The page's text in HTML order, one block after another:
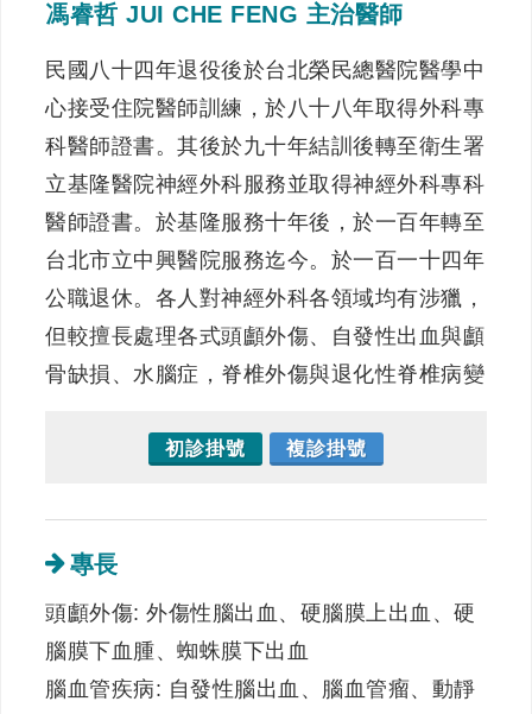
馮睿哲 JUI CHE FENG 主治醫師
民國八十四年退役後於台北榮民總醫院醫學中
心接受住院醫師訓練，於八十八年取得外科專
科醫師證書。其後於九十年結訓後轉至衛生署
立基隆醫院神經外科服務並取得神經外科專科
醫師證書。於基隆服務十年後，於一百年轉至
台北市立中興醫院服務迄今。於一百一十四年
公職退休。各人對神經外科各領域均有涉獵，
但較擅長處理各式頭顱外傷、自發性出血與顱
骨缺損、水腦症，脊椎外傷與退化性脊椎病變
初診掛號 複診掛號
專長
頭顱外傷: 外傷性腦出血、硬腦膜上出血、硬
腦膜下血腫、蜘蛛膜下出血
腦血管疾病: 自發性腦出血、腦血管瘤、動靜